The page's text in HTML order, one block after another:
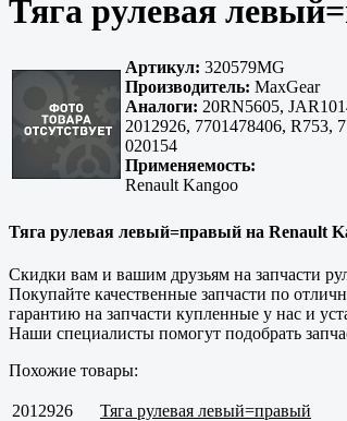
Тяга рулевая
Артикул: 320579MG
Производитель: MaxGear
Аналоги: 20RN5605,
2012926, 7701478406, R753,
020154
Применяемость:
Renault Kangoo
Тяга рулевая левый=правый на Renault
Скидки вам и вашим друзьям на запчасти
Покупайте качественные запчасти по
гарантию на запчасти купленные у нас и
Наши специалисты помогут подобрать
Похожие товары:
2012926 Тяга рулевая левый=правый